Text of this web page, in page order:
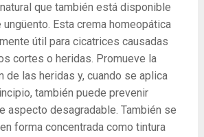
que también está disponible
Esta crema homeopática
útil para cicatrices causadas
cortes o heridas. Promueve la
de las heridas y, cuando se aplica
también puede prevenir
aspecto desagradable. También se
forma concentrada como tintura